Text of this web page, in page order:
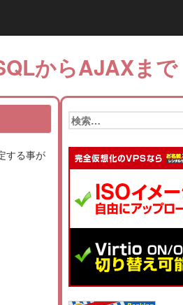
からAJAXまで
する事が
検
索: